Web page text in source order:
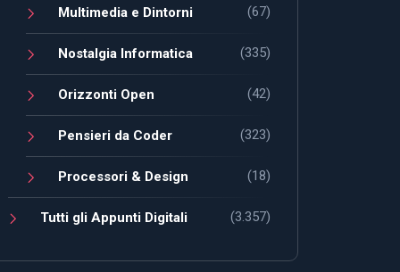
Multimedia e Dintorni (67)
Nostalgia Informatica (335)
Orizzonti Open (42)
Pensieri da Coder (323)
Processori & Design (18)
Tutti gli Appunti Digitali (3.357)